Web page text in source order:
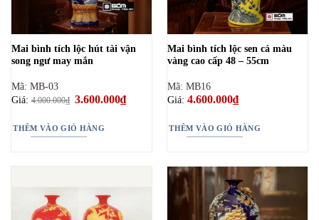
Mai bình tích lộc hút tài vận
song ngư may mắn
Mã: MB-03
Giá:4.000.000₫ Giá
4.000.000₫.
3.600.000₫Giá
hiện
THÊM VÀO GIỎ HÀNG
Mai bình tích lộc sen cá màu
vàng cao cấp 48 – 55cm
Mã: MB16
Giá: 4.600.000₫
THÊM VÀO GIỎ HÀNG